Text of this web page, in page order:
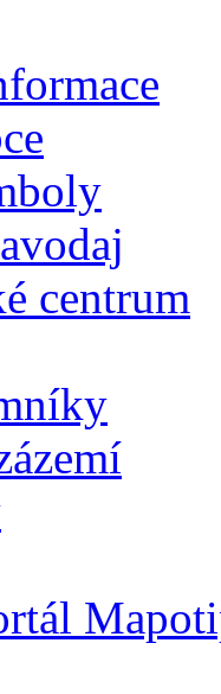
centrum